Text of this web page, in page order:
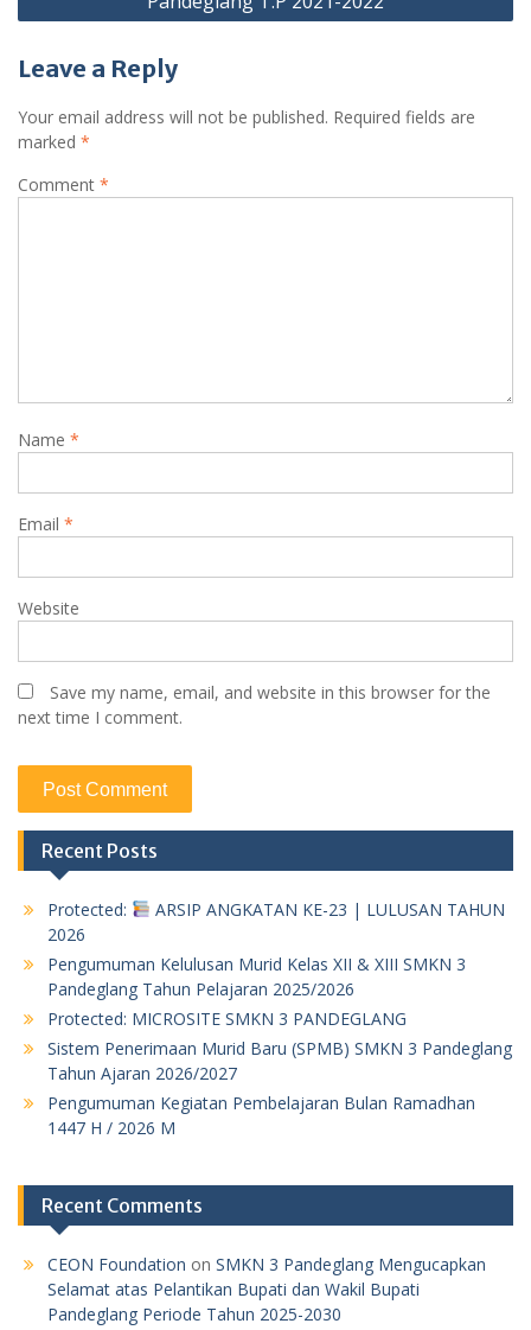
Leave a Reply
Your email address will not be published. Required fields are
marked *
Comment *
Name *
Email *
Website
Save my name, email, and website in this browser for the
next time I comment.
Recent Posts
Protected:
ARSIP ANGKATAN KE-23 | LULUSAN TAHUN
2026
Pengumuman Kelulusan Murid Kelas XII & XIII SMKN 3
Pandeglang Tahun Pelajaran 2025/2026
Protected: MICROSITE SMKN 3 PANDEGLANG
Sistem Penerimaan Murid Baru (SPMB) SMKN 3 Pandeglang
Tahun Ajaran 2026/2027
Pengumuman Kegiatan Pembelajaran Bulan Ramadhan
1447 H / 2026 M
Recent Comments
CEON Foundation on SMKN 3 Pandeglang Mengucapkan
Selamat atas Pelantikan Bupati dan Wakil Bupati
Pandeglang Periode Tahun 2025-2030